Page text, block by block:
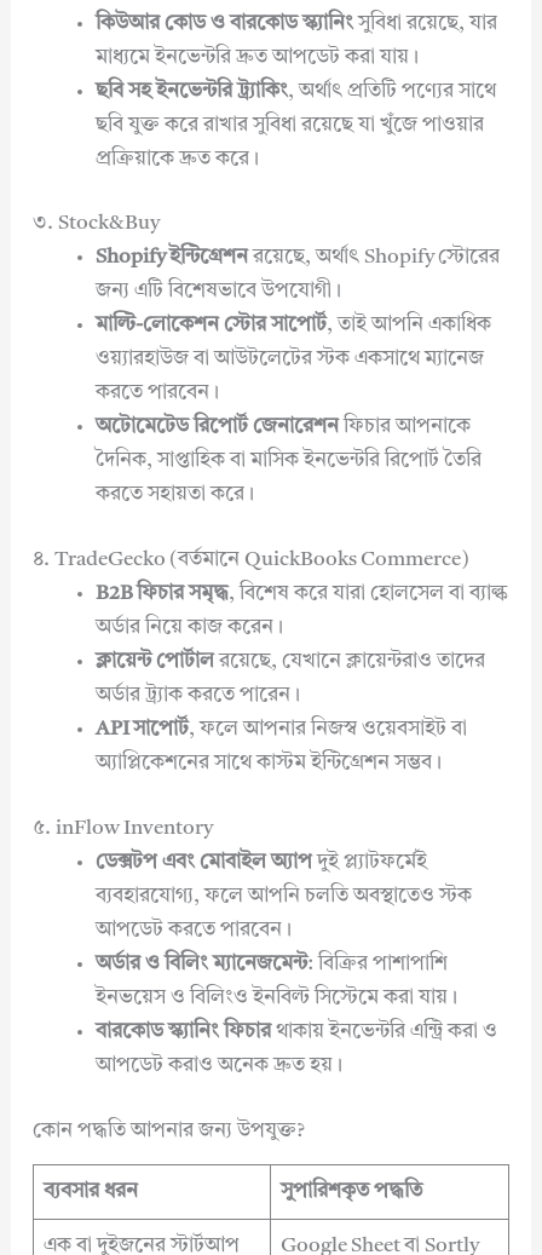
কিউআর কোড ও বারকোড স্ক্যানিংসুবিধা রয়েছে, যার
মাধ্যমে ইনভেন্টরি দ্রুত আপডেট করা যায়।
ছবি সহ ইনভেন্টরি ট্র্যাকিং, অর্থাৎ প্রতিটি পণ্যের সাথে
ছবি যুক্ত করে রাখার সুবিধা রয়েছে যা খুঁজে পাওয়ার
প্রক্রিয়াকে দ্রুত করে।
৩. Stock&Buy
Shopify ইন্টিগ্রেশন রয়েছে, অর্থাৎ Shopify স্টোরের
জন্য এটি বিশেষভাবে উপযোগী।
মাল্টি-লোকেশন স্টোর সাপোর্ট, তাই আপনি একাধিক
ওয়্যারহাউজ বা আউটলেটের স্টক একসাথে ম্যানেজ
করতে পারবেন।
অটোমেটেড রিপোর্ট জেনারেশন ফিচার আপনাকে
দৈনিক, সাপ্তাহিক বা মাসিক ইনভেন্টরি রিপোর্ট তৈরি
করতে সহায়তা করে।
৪. TradeGecko (বর্তমানে QuickBooks Commerce)
B2B ফিচার সমৃদ্ধ, বিশেষ করে যারা হোলসেল বা ব্যাল্ক
অর্ডার নিয়ে কাজ করেন।
ক্লায়েন্ট পোর্টাল রয়েছে, যেখানে ক্লায়েন্টরাও তাদের
অর্ডার ট্র্যাক করতে পারেন।
API সাপোর্ট, ফলে আপনার নিজস্ব ওয়েবসাইট বা
অ্যাপ্লিকেশনের সাথে কাস্টম ইন্টিগ্রেশন সম্ভব।
৫. inFlow Inventory
ডেক্সটপ এবং মোবাইল অ্যাপদুই প্ল্যাটফর্মেই
ব্যবহারযোগ্য, ফলে আপনি চলতি অবস্থাতেও স্টক
আপডেট করতে পারবেন।
অর্ডার ও বিলিং ম্যানেজমেন্ট: বিক্রির পাশাপাশি
ইনভয়েস ও বিলিংও ইনবিল্ট সিস্টেমে করা যায়।
বারকোড স্ক্যানিং ফিচারথাকায় ইনভেন্টরি এন্ট্রি করা ও
আপডেট করাও অনেক দ্রুত হয়।
কোন পদ্ধতি আপনার জন্য উপযুক্ত?
ব্যবসার ধরন সুপারিশকৃত পদ্ধতি
এক বা দুইজনের স্টার্টআপ Google Sheet বা Sortly